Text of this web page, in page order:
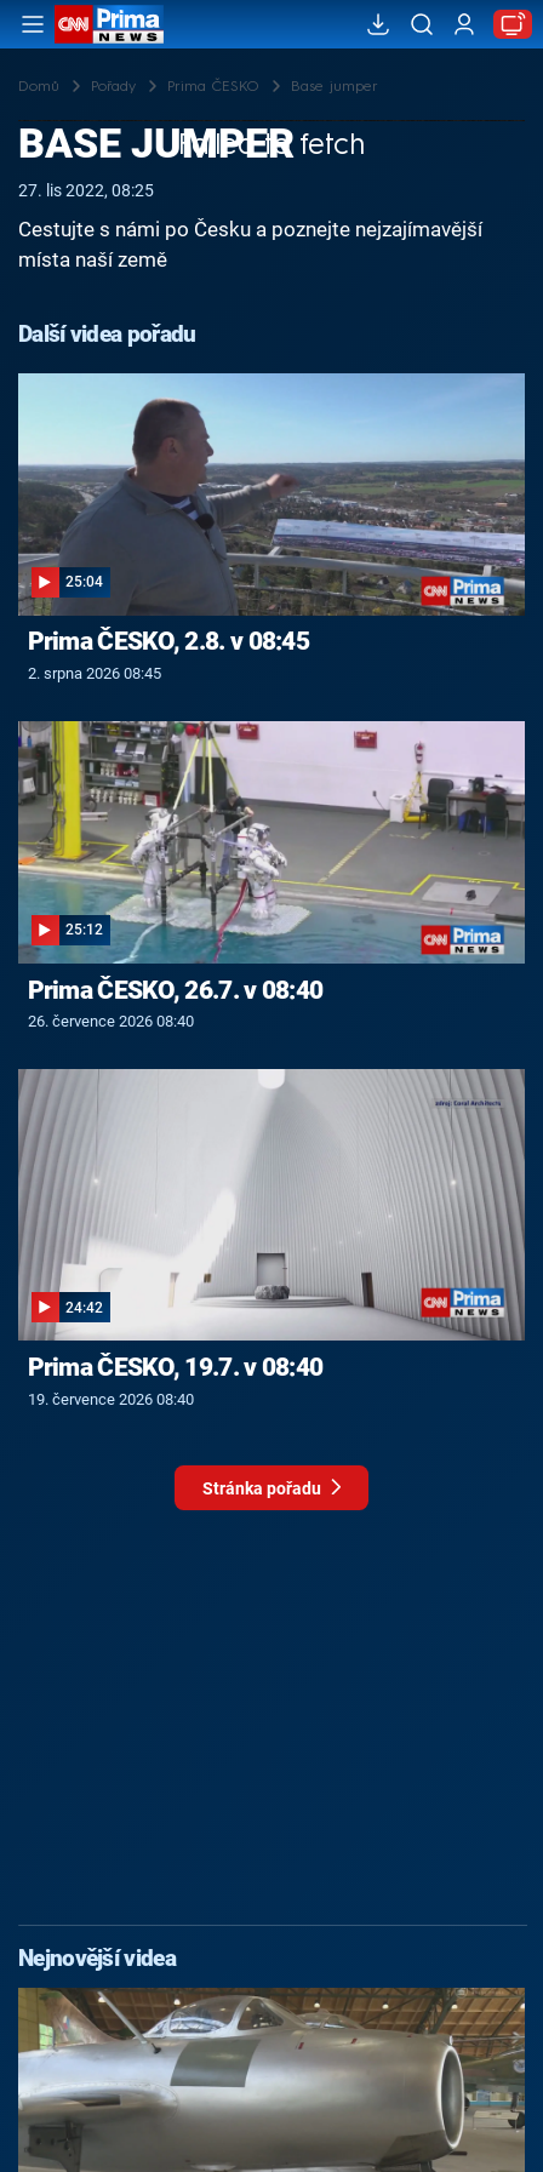
Domů Pořady Prima ČESKO Base jumper
Failed to fetch
BASE JUMPER
27. lis 2022, 08:25
Cestujte s námi po Česku a poznejte nejzajímavější
místa naší země
Další videa pořadu
25:04
Prima ČESKO, 2.8. v 08:45
2. srpna 2026 08:45
25:12
Prima ČESKO, 26.7. v 08:40
26. července 2026 08:40
24:42
Prima ČESKO, 19.7. v 08:40
19. července 2026 08:40
Stránka pořadu
Nejnovější videa